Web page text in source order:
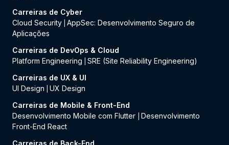
Carreiras de Cyber
Cloud Security AppSec: Desenvolvimento Seguro de
Aplicações
Carreiras de DevOps & Cloud
Platform Engineering
SRE (Site Reliability Engineering)
Carreiras de UX & UI
UI Design
UX Design
Carreiras de Mobile & Front-End
Desenvolvimento Mobile com Flutter
Desenvolvimento
Front-End React
Carreiras de Back-End